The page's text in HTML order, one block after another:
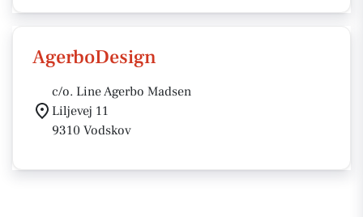
AgerboDesign
c/o. Line Agerbo Madsen
Liljevej 11
9310 Vodskov